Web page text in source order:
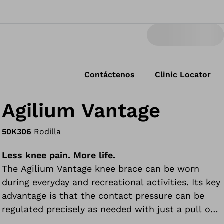
Contáctenos Clinic Locator
Agilium Vantage
50K306 Rodilla
Less knee pain. More life.
The Agilium Vantage knee brace can be worn
during everyday and recreational activities. Its key
advantage is that the contact pressure can be
regulated precisely as needed with just a pull on